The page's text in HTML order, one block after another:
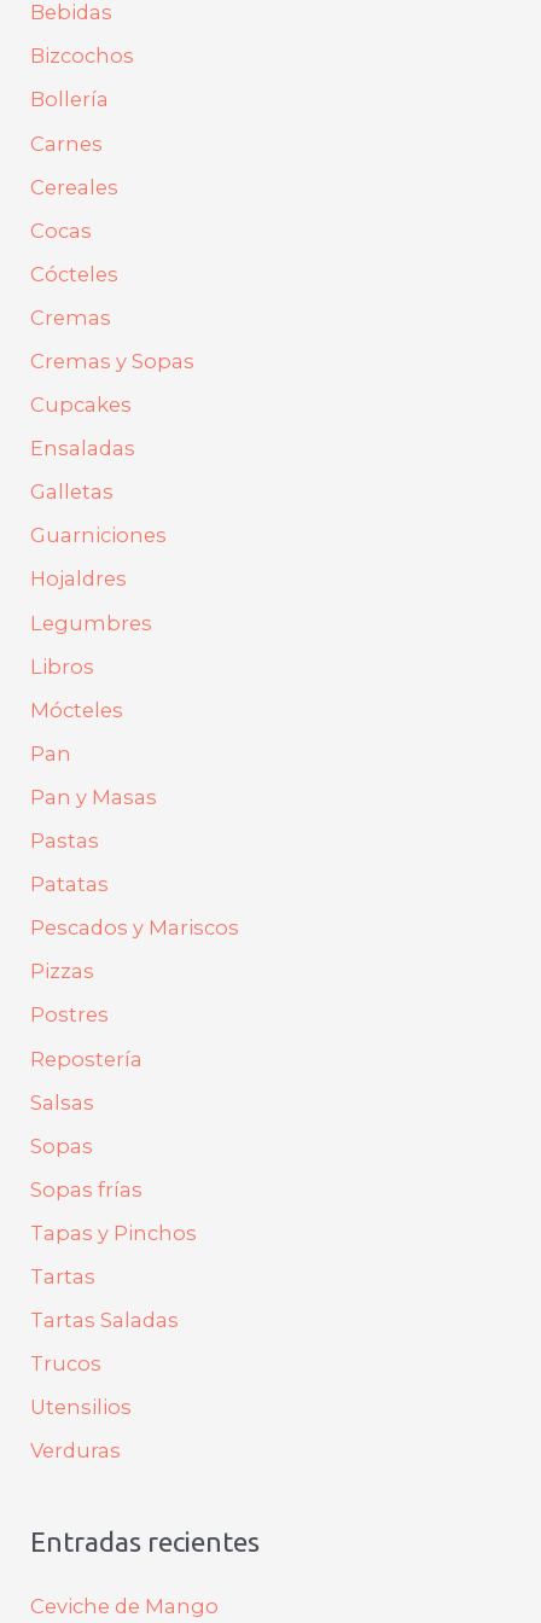
:
Bebidas
Bizcochos
Bollería
Carnes
Cereales
Cocas
Cócteles
Cremas
Cremas y Sopas
Cupcakes
Ensaladas
Galletas
Guarniciones
Hojaldres
Legumbres
Libros
Mócteles
Pan
Pan y Masas
Pastas
Patatas
Pescados y Mariscos
Pizzas
Postres
Repostería
Salsas
Sopas
Sopas frías
Tapas y Pinchos
Tartas
Tartas Saladas
Trucos
Utensilios
Verduras
Entradas recientes
Ceviche de Mango